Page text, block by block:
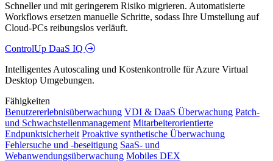
Schneller und mit geringerem Risiko migrieren. Automatisierte
Workflows ersetzen manuelle Schritte, sodass Ihre Umstellung auf
Cloud-PCs reibungslos verläuft.
ControlUp DaaS IQ
Intelligentes Autoscaling und Kostenkontrolle für Azure Virtual
Desktop Umgebungen.
Fähigkeiten
Benutzererlebnisüberwachung VDI & DaaS Überwachung Patch-
und Schwachstellenmanagement Mitarbeiterorientierte
Endpunktsicherheit Proaktive synthetische Überwachung
Fehlersuche und -beseitigung SaaS- und
Webanwendungsüberwachung Mobiles DEX